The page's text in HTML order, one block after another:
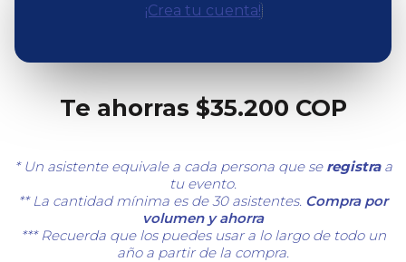
¡Crea tu cuenta!
Te ahorras $35.200 COP
* Un asistente equivale a cada persona que se registraa
tu evento.
** La cantidad mínima es de 30 asistentes. Compra por
volumen y ahorra
*** Recuerda que los puedes usar a lo largo de todo un
año a partir de la compra.